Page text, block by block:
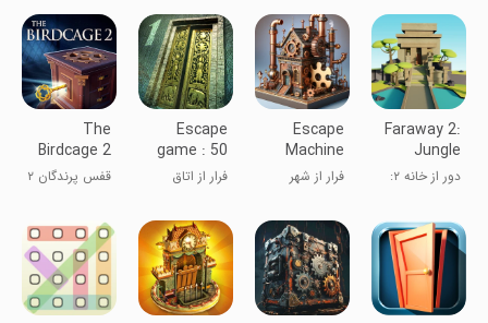
گرمسیری
Faraway 2:
Jungle
Escape
دور از خانه ۲:
Escape
Machine
City
فرار از شهر
Escape
game : 50
rooms 1
فرار از اتاق
The
Birdcage 2
قفس پرندگان ۲